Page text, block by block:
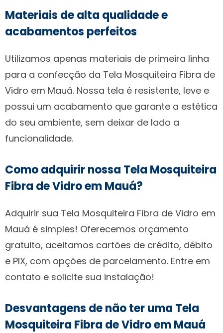
Materiais de alta qualidade e
acabamentos perfeitos
Utilizamos apenas materiais de primeira linha
para a confecção da Tela Mosquiteira Fibra de
Vidro em Mauá. Nossa tela é resistente, leve e
possui um acabamento que garante a estética
do seu ambiente, sem deixar de lado a
funcionalidade.
Como adquirir nossa Tela Mosquiteira
Fibra de Vidro em Mauá?
Adquirir sua Tela Mosquiteira Fibra de Vidro em
Mauá é simples! Oferecemos orçamento
gratuito, aceitamos cartões de crédito, débito
e PIX, com opções de parcelamento. Entre em
contato e solicite sua instalação!
Desvantagens de não ter uma Tela
Mosquiteira Fibra de Vidro em Mauá